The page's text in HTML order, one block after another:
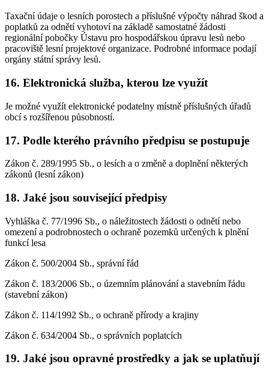
Taxační údaje o lesních porostech a příslušné výpočty náhrad škod a
poplatků za odnětí vyhotoví na základě samostatné žádosti
regionální pobočky Ústavu pro hospodářskou úpravu lesů nebo
pracoviště lesní projektové organizace. Podrobné informace podají
orgány státní správy lesů.
16. Elektronická služba, kterou lze využít
Je možné využít elektronické podatelny místně příslušných úřadů
obcí s rozšířenou působností.
17. Podle kterého právního předpisu se postupuje
Zákon č. 289/1995 Sb., o lesích a o změně a doplnění některých
zákonů (lesní zákon)
18. Jaké jsou související předpisy
Vyhláška č. 77/1996 Sb., o náležitostech žádosti o odnětí nebo
omezení a podrobnostech o ochraně pozemků určených k plnění
funkcí lesa
Zákon č. 500/2004 Sb., správní řád
Zákon č. 183/2006 Sb., o územním plánování a stavebním řádu
(stavební zákon)
Zákon č. 114/1992 Sb., o ochraně přírody a krajiny
Zákon č. 634/2004 Sb., o správních poplatcích
19. Jaké jsou opravné prostředky a jak se uplatňují